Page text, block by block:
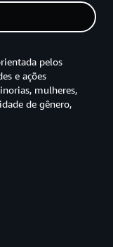
pelos
e ações
mulheres,
de gênero,